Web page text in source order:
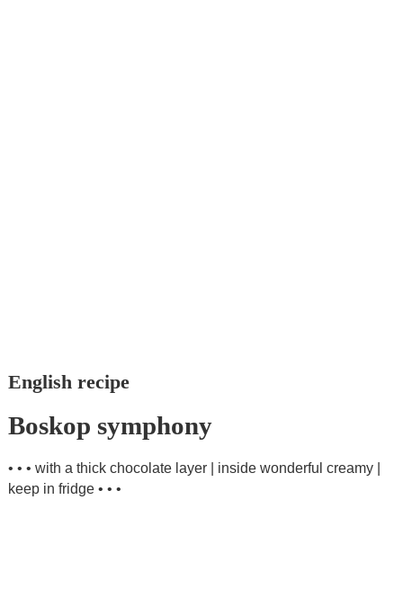
English recipe
Boskop symphony
• • • with a thick chocolate layer | inside wonderful creamy |
keep in fridge • • •